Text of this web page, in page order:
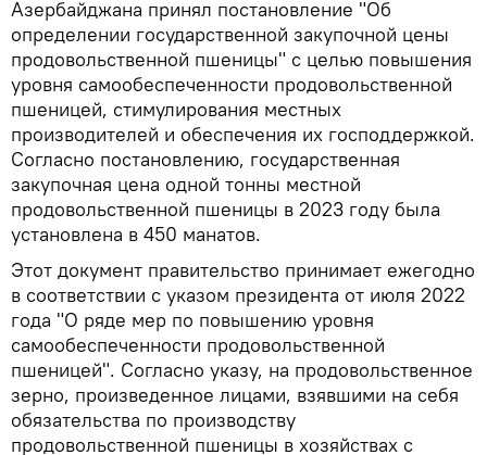
Азербайджана принял постановление "Об
определении государственной закупочной цены
продовольственной пшеницы" с целью повышения
уровня самообеспеченности продовольственной
пшеницей, стимулирования местных
производителей и обеспечения их господдержкой.
Согласно постановлению, государственная
закупочная цена одной тонны местной
продовольственной пшеницы в 2023 году была
установлена в 450 манатов.
Этот документ правительство принимает ежегодно
в соответствии с указом президента от июля 2022
года "О ряде мер по повышению уровня
самообеспеченности продовольственной
пшеницей". Согласно указу, на продовольственное
зерно, произведенное лицами, взявшими на себя
обязательства по производству
продовольственной пшеницы в хозяйствах с